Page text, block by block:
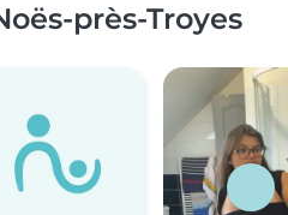
près-Troyes